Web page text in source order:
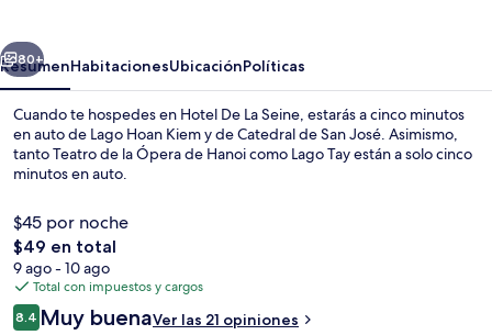
Siguiente
80+
ResumenHabitacionesUbicaciónPolíticas
Cuando te hospedes en Hotel De La Seine, estarás a cinco minutos
en auto de Lago Hoan Kiem y de Catedral de San José. Asimismo,
tanto Teatro de la Ópera de Hanoi como Lago Tay están a solo cinco
minutos en auto.
$45 por noche
El
precio
total
es
de
$49 en total
9 ago - 10 ago
Total con impuestos y cargos
Opiniones
8.48.4 de 10,
Muy buenaVer las 21 opiniones